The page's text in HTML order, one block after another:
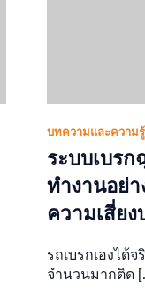
บทความและความรู้
ระบบเบร
ทำงานอย่
ความเสี่ย
รถเบรกเองได้
จำนวนมากติด